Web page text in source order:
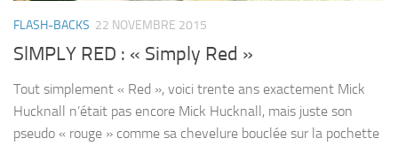
FLASH-BACKS 22 NOVEMBRE 2015
SlMPLY RED : « Simply Red »
Tout simplement « Red », voici trente ans exactement Mick
Hucknall n’était pas encore Mick Hucknall, mais juste son
pseudo « rouge » comme sa chevelure bouclée sur la pochette